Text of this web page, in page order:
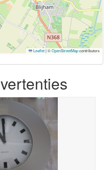
Leaflet|©OpenStreetMapcontributors